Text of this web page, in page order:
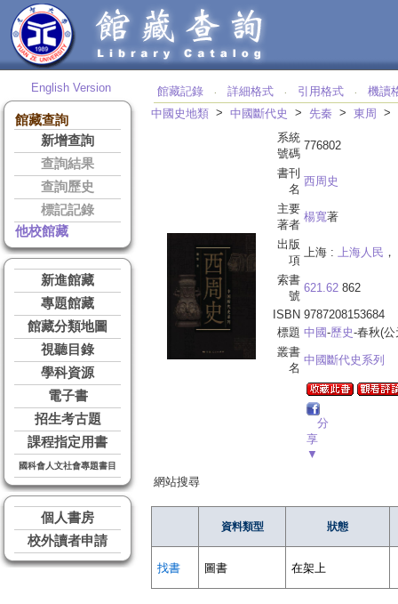
English Version
館藏查詢
新增查詢
查詢結果
查詢歷史
標記記錄
他校館藏
新進館藏
專題館藏
館藏分類地圖
視聽目錄
學科資源
電子書
招生考古題
課程指定用書
國科會人文社會專題書目
個人書房
校外讀者申請
館藏記錄 ‧ 詳細格式 ‧ 引用格式 ‧
機讀
中國史地類 > 中國斷代史 > 先秦 > 東周
>
系統
號碼
776802
書刊
名
西周史
主要
著者
楊寬著
出版
項
上海 : 上海人民
索書
號
621.62 862
ISBN 9787208153684
標題 中國-歷史-春秋(公
叢書
名
中國斷代史系列
分
享
▼
網站搜尋
資料類型 狀態
找書 圖書 在架上